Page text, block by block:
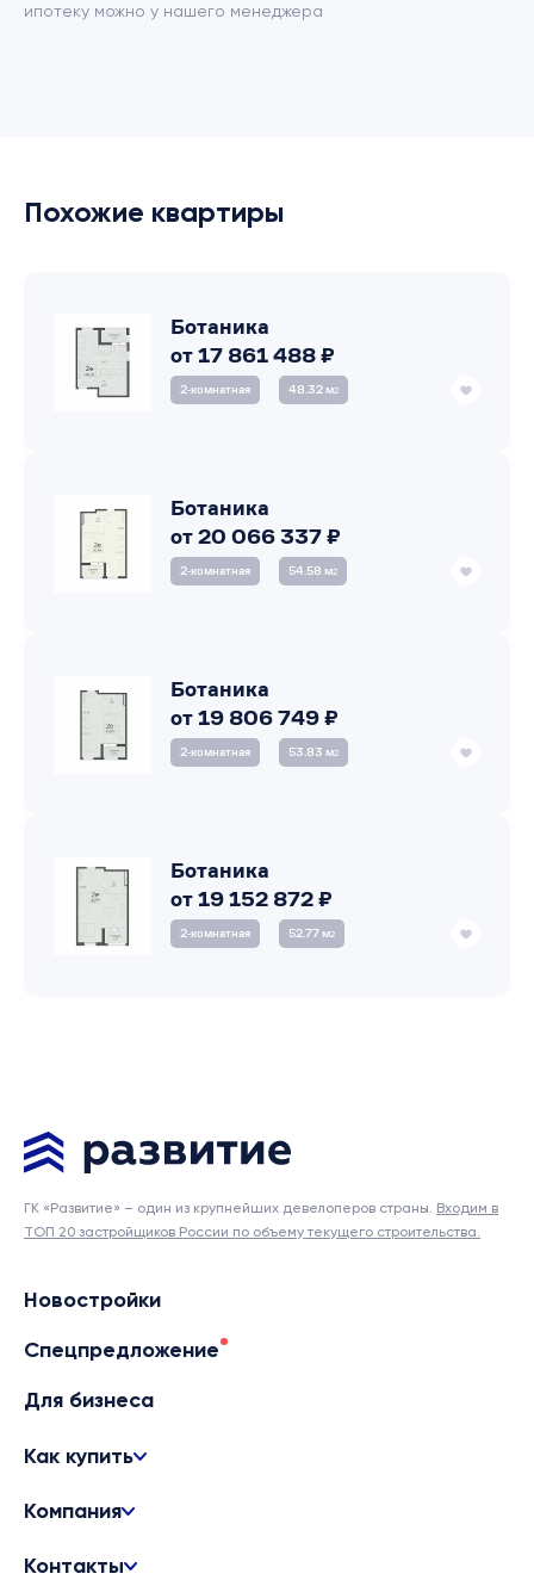
ипотеку можно у нашего менеджера
Похожие квартиры
Ботаника
от 17 861 488 ₽
2‑комнатная 48.32 м2
Ботаника
от 20 066 337 ₽
2‑комнатная 54.58 м2
Ботаника
от 19 806 749 ₽
2‑комнатная 53.83 м2
Ботаника
от 19 152 872 ₽
2‑комнатная 52.77 м2
ГК «Развитие» – один из крупнейших девелоперов страны. Входим в
ТОП 20 застройщиков России по объему текущего строительства.
Новостройки
Спецпредложение
Для бизнеса
Как купить
Компания
Контакты